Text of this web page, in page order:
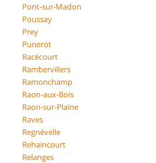
Pont-sur-Madon
Poussay
Prey
Punerot
Racécourt
Rambervillers
Ramonchamp
Raon-aux-Bois
Raon-sur-Plaine
Raves
Regnévelle
Rehaincourt
Relanges